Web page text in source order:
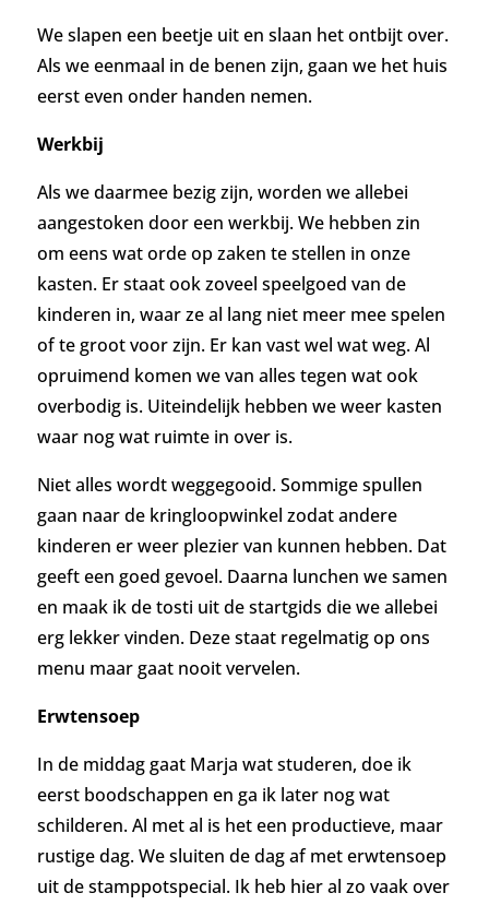
We slapen een beetje uit en slaan het ontbijt over.
Als we eenmaal in de benen zijn, gaan we het huis
eerst even onder handen nemen.
Werkbij
Als we daarmee bezig zijn, worden we allebei
aangestoken door een werkbij. We hebben zin
om eens wat orde op zaken te stellen in onze
kasten. Er staat ook zoveel speelgoed van de
kinderen in, waar ze al lang niet meer mee spelen
of te groot voor zijn. Er kan vast wel wat weg.Al
opruimend komen we van alles tegen wat ook
overbodig is. Uiteindelijk hebben we weer kasten
waar nog wat ruimte in over is.
Niet alles wordt weggegooid. Sommige spullen
gaan naar de kringloopwinkel zodat andere
kinderen er weer plezier van kunnen hebben. Dat
geeft een goed gevoel. Daarna lunchen we samen
en maak ik de tosti uit de startgids die we allebei
erg lekker vinden. Deze staat regelmatig op ons
menu maar gaat nooit vervelen.
Erwtensoep
In de middag gaat Marja wat studeren, doe ik
eerst boodschappen en ga ik later nog wat
schilderen. Al met al is het een productieve, maar
rustige dag. We sluiten de dag af met erwtensoep
uit de stamppotspecial. Ik heb hier al zo vaak over